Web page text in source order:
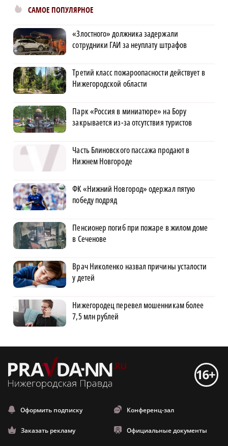
САМОЕ ПОПУЛЯРНОЕ
«Злостного» должника задержали
сотрудники ГАИ за неуплату штрафов
Третий класс пожароопасности действует в
Нижегородской области
Парк «Россия в миниатюре» на Бору
закрывается из-за отсутствия туристов
Часть Блиновского пассажа продают в
Нижнем Новгороде
ФК «Нижний Новгород» одержал пятую
победу подряд
Пенсионер погиб при пожаре в жилом доме
в Сеченове
Врач Николенко назвал причины усталости
у детей
Нижегородец перевел мошенникам более
7,5 млн рублей
Оформить подписку Конференц-зал
Заказать рекламу Официальные документы